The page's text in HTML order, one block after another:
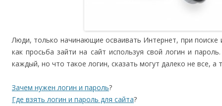
Люди, только начинающие осваивать Интернет, при
как просьба зайти на сайт используя свой логин и
каждый, но что такое логин, сказать могут далеко не все, а
Зачем нужен логин и пароль?
Где взять логин и пароль для сайта?